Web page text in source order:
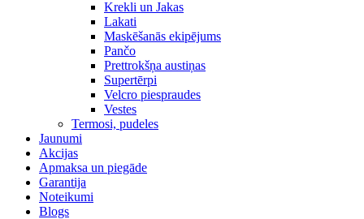
Krekli un Jakas
Lakati
Maskēšanās ekipējums
Pančo
Prettrokšņa austiņas
Supertērpi
Velcro piespraudes
Vestes
Termosi, pudeles
Jaunumi
Akcijas
Apmaksa un piegāde
Garantija
Noteikumi
Blogs